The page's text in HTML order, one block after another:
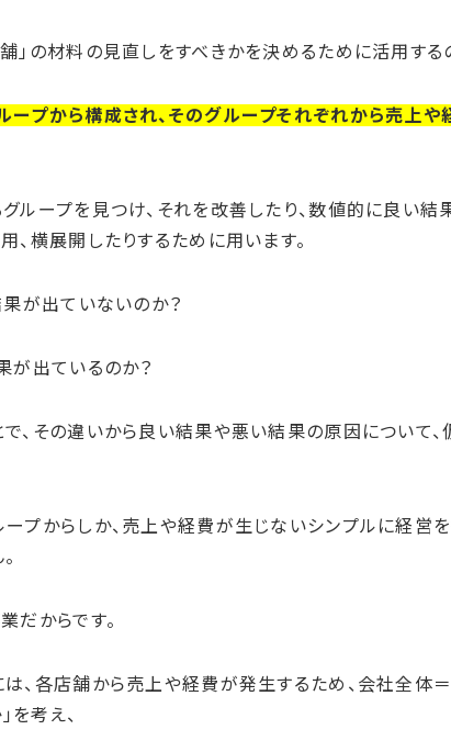
」の材料の見直しをすべきかを決めるために活用する
プから構成され、そのグループそれぞれから売上や
ループを見つけ、それを改善したり、数値的に良い結
、横展開したりするために用います。
果が出ていないのか？
が出ているのか？
、その違いから良い結果や悪い結果の原因について
プからしか、売上や経費が生じないシンプルに経営を
だからです。
、各店舗から売上や経費が発生するため、会社全体
を考え、